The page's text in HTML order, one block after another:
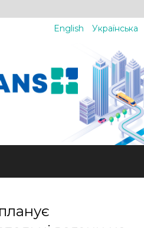
English Українська